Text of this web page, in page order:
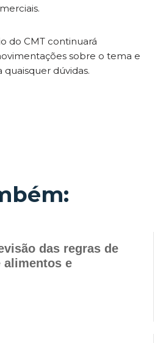
do CMT continuará
sobre o tema e
quaisquer dúvidas.
das regras de
alimentos e